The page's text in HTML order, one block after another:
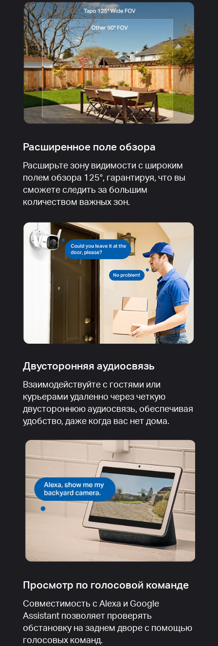
Расширенное поле обзора
Расширьте зону видимости с широким
полем обзора 125°, гарантируя, что вы
сможете следить за большим
количеством важных зон.
Двусторонняя аудиосвязь
Взаимодействуйте с гостями или
курьерами удаленно через четкую
двустороннюю аудиосвязь, обеспечивая
удобство, даже когда вас нет дома.
Просмотр по голосовой команде
Совместимость с Alexa и Google
Assistant позволяет проверять
обстановку на заднем дворе с помощью
голосовых команд.